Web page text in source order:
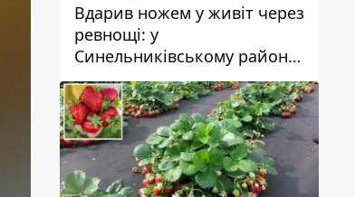
Вдарив ножем у живіт через
ревнощі: у
Синельниківському районі
затримали 49-річного
чоловіка за вбивство